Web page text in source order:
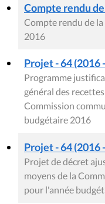
Compte rendu
Compte rendu de
2016
Projet - 64 (2016
Programme
général des
Commission
budgétaire 2016
Projet - 64 (2016
Projet de décret
moyens de la
pour l'année